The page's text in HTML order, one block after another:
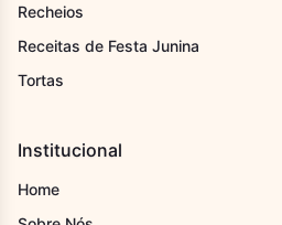
Recheios
Receitas de Festa Junina
Tortas
Institucional
Home